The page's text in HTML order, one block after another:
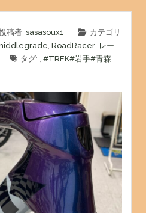
稿者: sasasoux1
カテゴリ
, RoadRacer, レー
タグ: , #TREK#岩手#青森